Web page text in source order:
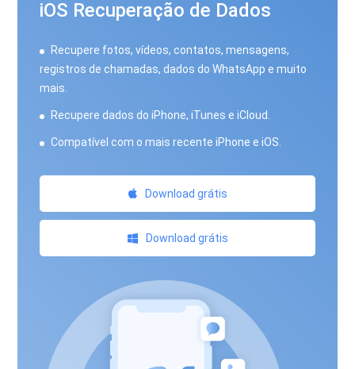
iOS Recuperação de Dados
Recupere fotos, vídeos, contatos, mensagens,
registros de chamadas, dados do WhatsApp e muito
mais.
Recupere dados do iPhone, iTunes e iCloud.
Compatível com o mais recente iPhone e iOS.
Download grátis
Download grátis